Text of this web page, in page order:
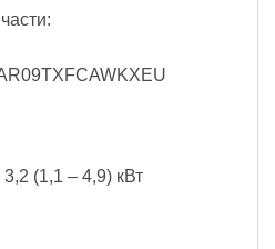
(1,1 – 4,9) кВт